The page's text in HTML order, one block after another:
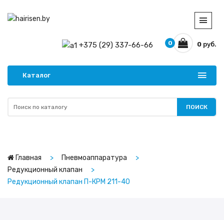
+375 (29) 337-66-66 0 руб.
0
Каталог
ПОИСК
Главная
Пневмоаппаратура
Редукционный клапан
Редукционный клапан П-КРМ 211-40